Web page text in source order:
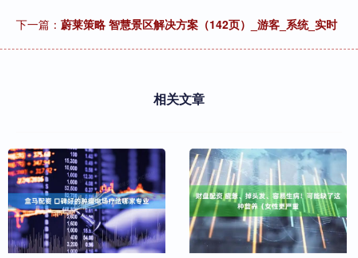
下一篇： 蔚莱策略 智慧景区解决方案（142页）_游客_系统_实时
相关文章